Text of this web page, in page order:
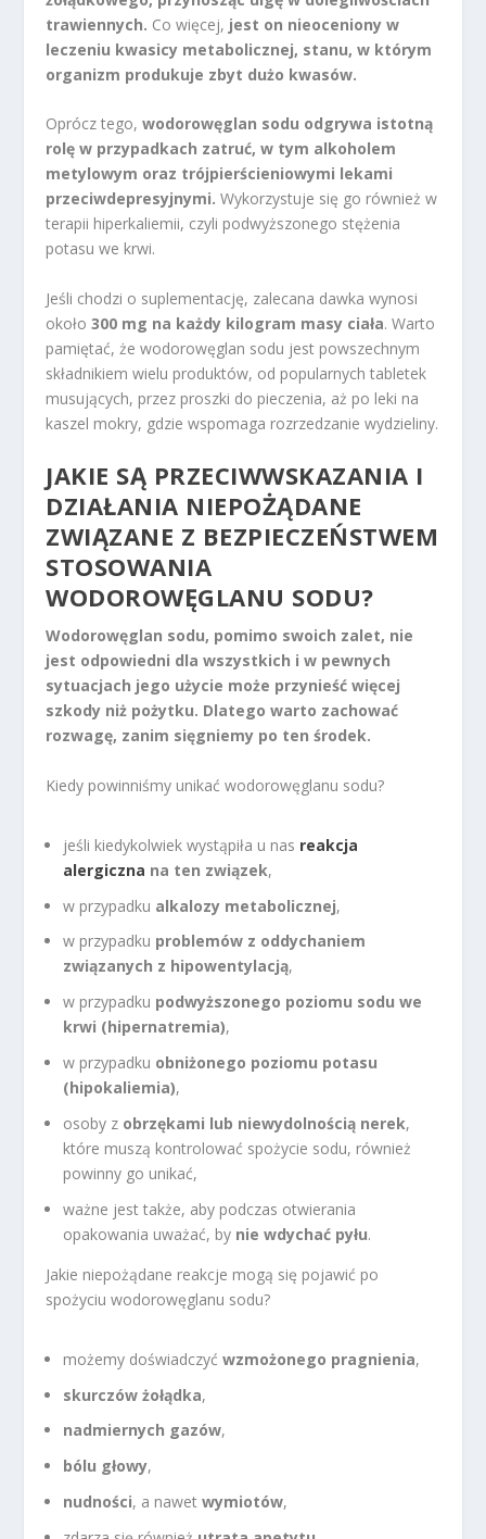
trawiennych. Co więcej, jest on nieoceniony w
leczeniu kwasicy metabolicznej, stanu, w którym
organizm produkuje zbyt dużo kwasów.
Oprócz tego,wodorowęglan sodu odgrywa istotną
rolę w przypadkach zatruć, w tym alkoholem
metylowym oraz trójpierścieniowymi lekami
przeciwdepresyjnymi. Wykorzystuje się go również w
terapii hiperkaliemii, czyli podwyższonego stężenia
potasu we krwi.
Jeśli chodzi o suplementację, zalecana dawka wynosi
około300 mg na każdy kilogram masy ciała. Warto
pamiętać, że wodorowęglan sodu jest powszechnym
składnikiem wielu produktów, od popularnych tabletek
musujących, przez proszki do pieczenia, aż po leki na
kaszel mokry, gdzie wspomaga rozrzedzanie wydzieliny.
JAKIE SĄ PRZECIWWSKAZANIA I
DZIAŁANIA NIEPOŻĄDANE
ZWIĄZANE Z BEZPIECZEŃSTWEM
STOSOWANIA
WODOROWĘGLANU SODU?
Wodorowęglan sodu, pomimo swoich zalet, nie
jest odpowiedni dla wszystkich i w pewnych
sytuacjach jego użycie może przynieść więcej
szkody niż pożytku. Dlatego warto zachować
rozwagę, zanim sięgniemy po ten środek.
Kiedy powinniśmy unikać wodorowęglanu sodu?
jeśli kiedykolwiek wystąpiła u nas reakcja
alergiczna na ten związek,
w przypadku alkalozy metabolicznej,
w przypadku problemów z oddychaniem
związanych z hipowentylacją,
w przypadku podwyższonego poziomu sodu we
krwi (hipernatremia),
w przypadku obniżonego poziomu potasu
(hipokaliemia),
osoby z obrzękami lub niewydolnością nerek,
które muszą kontrolować spożycie sodu, również
powinny go unikać,
ważne jest także, aby podczas otwierania
opakowania uważać, by nie wdychać pyłu.
Jakie niepożądane reakcje mogą się pojawić po
spożyciu wodorowęglanu sodu?
możemy doświadczyćwzmożonego pragnienia,
skurczów żołądka,
nadmiernych gazów,
bólu głowy,
nudności, a nawetwymiotów,